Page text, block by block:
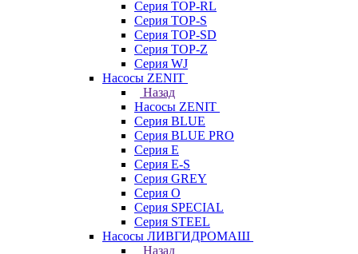
Серия TOP-RL
Серия TOP-S
Серия TOP-SD
Серия TOP-Z
Серия WJ
Насосы ZENIT
Назад
Насосы ZENIT
Серия BLUE
Серия BLUE PRO
Серия E
Серия E-S
Серия GREY
Серия O
Серия SPECIAL
Серия STEEL
Насосы ЛИВГИДРОМАШ
Назад